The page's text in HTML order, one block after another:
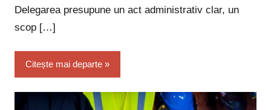
Delegarea presupune un act administrativ clar, un
scop […]
Citește mai departe